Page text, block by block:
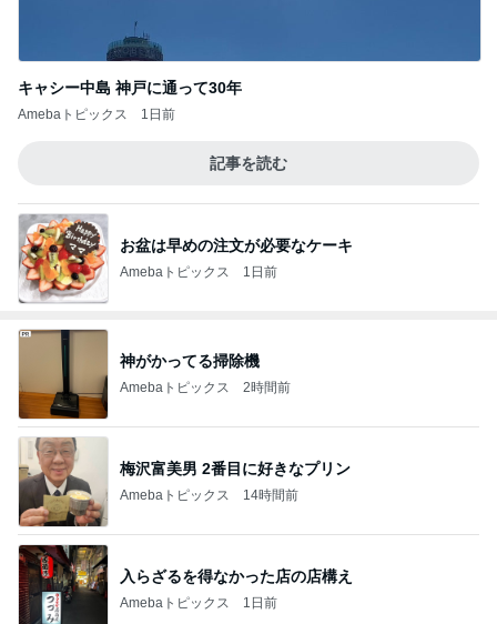
キャシー中島 神戸に通って30年
Amebaトピックス 1日前
記事を読む
お盆は早めの注文が必要なケーキ
Amebaトピックス 1日前
神がかってる掃除機
Amebaトピックス 2時間前
梅沢富美男 2番目に好きなプリン
Amebaトピックス 14時間前
入らざるを得なかった店の店構え
Amebaトピックス 1日前